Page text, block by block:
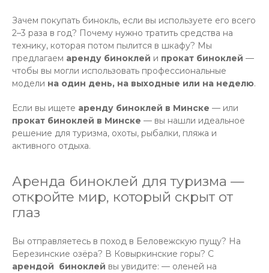
Зачем покупать бинокль, если вы используете его всего
2–3 раза в год? Почему нужно тратить средства на
технику, которая потом пылится в шкафу? Мы
предлагаем аренду биноклей и прокат биноклей —
чтобы вы могли использовать профессиональные
модели на один день, на выходные или на неделю.
Если вы ищете аренду биноклей в Минске — или
прокат биноклей в Минске — вы нашли идеальное
решение для туризма, охоты, рыбалки, пляжа и
активного отдыха.
Аренда биноклей для туризма —
откройте мир, который скрыт от
глаз
Вы отправляетесь в поход в Беловежскую пущу? На
Березинские озёра? В Ковыркинские горы? С
арендой биноклей вы увидите: — оленей на